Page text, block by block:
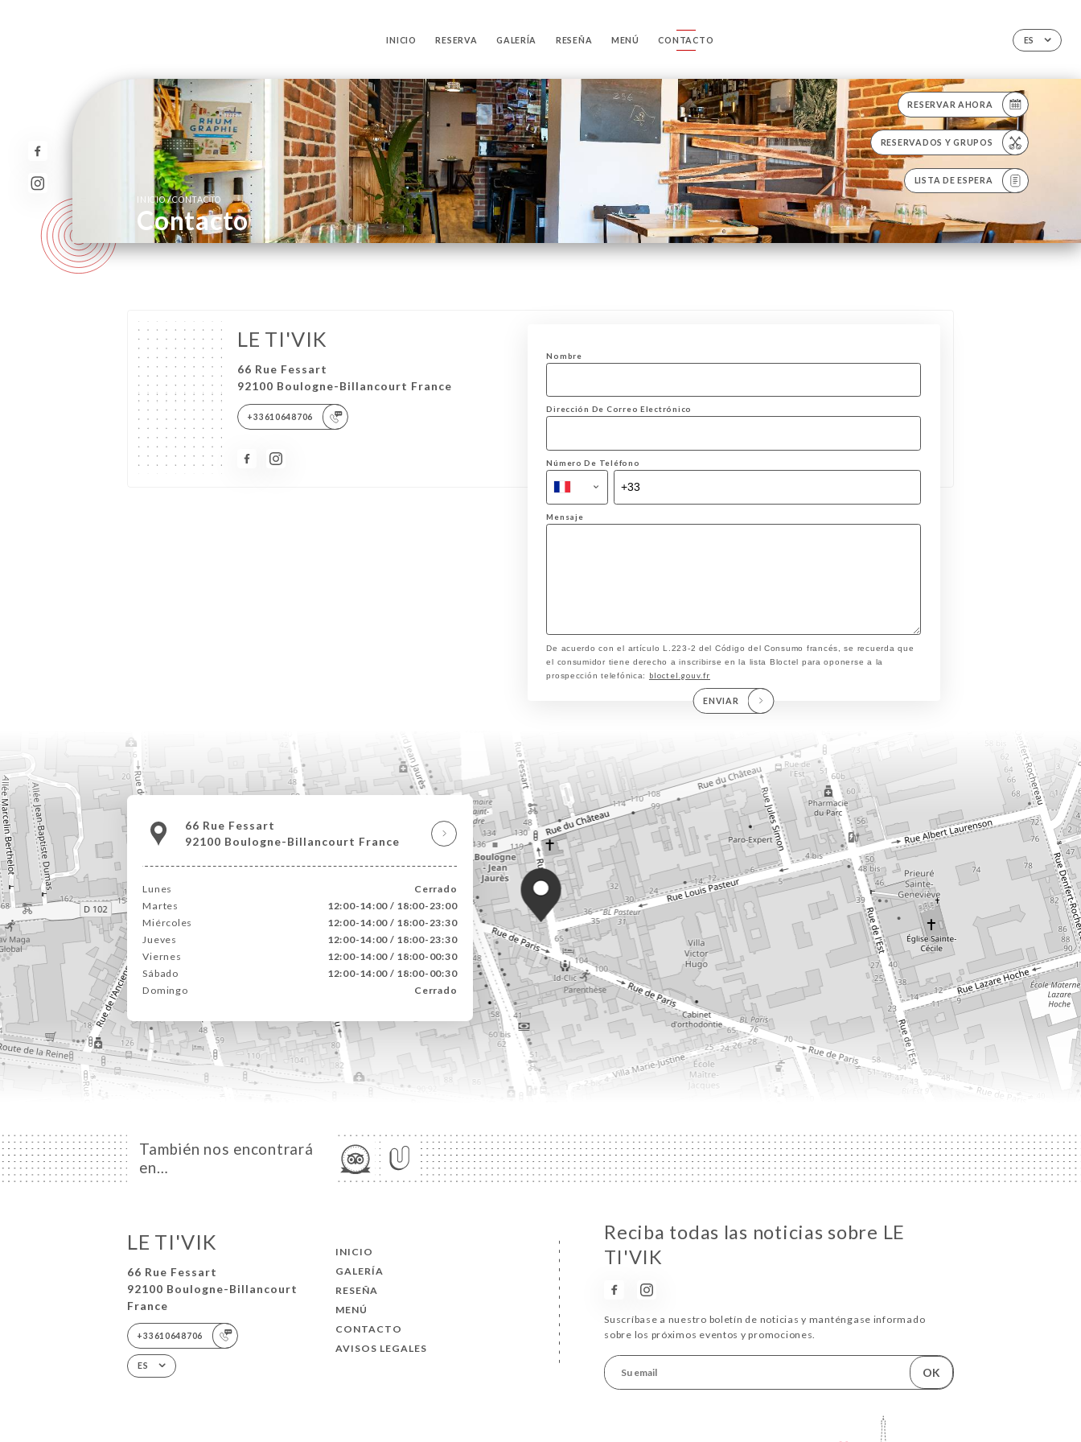
ES
INICIO RESERVA GALERÍA RESEÑA MENÚ CONTACTO
RESERVAR AHORA
RESERVADOS Y GRUPOS
LISTA DE ESPERA
INICIO/CONTACTO
Contacto
LE TI'VIK
66 Rue Fessart
92100 Boulogne-Billancourt France
+33610648706
Nombre
Dirección De Correo Electrónico
Número De Teléfono
Mensaje
De acuerdo con el artículo L.223-2 del Código del Consumo francés, se recuerda que
el consumidor tiene derecho a inscribirse en la lista Bloctel para oponerse a la
prospección telefónica: bloctel.gouv.fr
ENVIAR
66 Rue Fessart
92100 Boulogne-Billancourt France
Lunes
Cerrado
Martes
12:00-14:00 / 18:00-23:00
Miércoles
12:00-14:00 / 18:00-23:30
Jueves
12:00-14:00 / 18:00-23:30
Viernes
12:00-14:00 / 18:00-00:30
Sábado
12:00-14:00 / 18:00-00:30
Domingo
Cerrado
También nos encontrará
en…
LE TI'VIK
66 Rue Fessart
92100 Boulogne-Billancourt
France
+33610648706
ES
INICIO
GALERÍA
RESEÑA
MENÚ
CONTACTO
AVISOS LEGALES
Reciba todas las noticias sobre LE
TI'VIK
Suscríbase a nuestro boletín de noticias y manténgase informado
sobre los próximos eventos y promociones.
OK